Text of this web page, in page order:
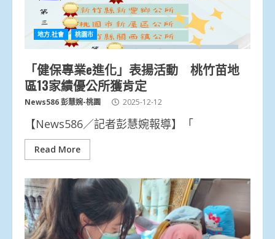
地方.社會 桃園市
「健保專業e進化」表揚活動 桃竹苗地
區13家績優公所獲肯定
News586 彭慧婉-桃園 2025-12-12
【News586／記者彭慧婉報導】「
Read More